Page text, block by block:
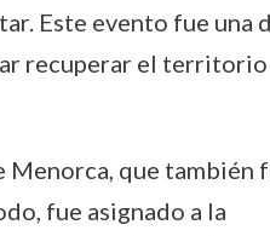
Este evento fue una
recuperar el territorio
Menorca, que también
fue asignado a la